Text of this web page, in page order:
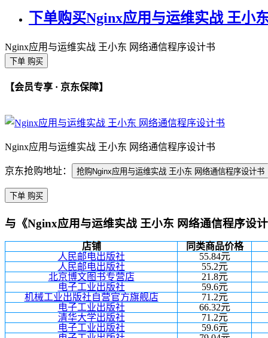
下单购买Nginx应用与运维实战 王小
Nginx应用与运维实战 王小东 网络通信程序设计书
下单 购买
【会员专享 · 京东保障】
Nginx应用与运维实战 王小东 网络通信程序设计书
京东抢购地址： 抢购Nginx应用与运维实战 王小东 网络通信程序设计书
下单 购买
与《Nginx应用与运维实战 王小东 网络通信程序设
店铺
同类商品价格
人民邮电出版社
55.84元
人民邮电出版社
55.2元
北京博文图书专营店
21.8元
电子工业出版社
59.6元
机械工业出版社自营官方旗舰店
71.2元
电子工业出版社
66.32元
清华大学出版社
71.2元
电子工业出版社
59.6元